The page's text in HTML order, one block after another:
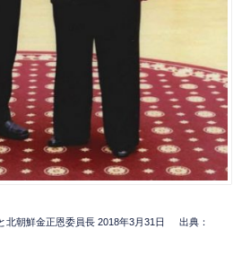
朝鮮金正恩委員長 2018年3月31日 出典：